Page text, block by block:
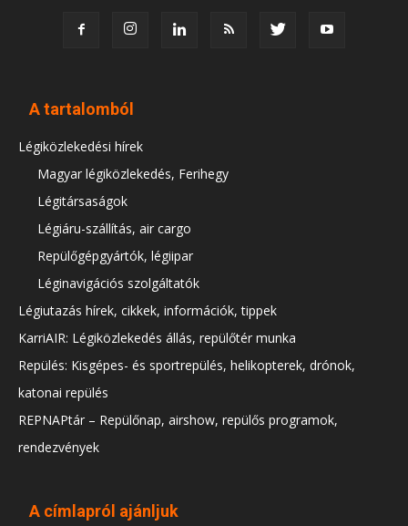
A tartalomból
Légiközlekedési hírek
Magyar légiközlekedés, Ferihegy
Légitársaságok
Légiáru-szállítás, air cargo
Repülőgépgyártók, légiipar
Léginavigációs szolgáltatók
Légiutazás hírek, cikkek, információk, tippek
KarriAIR: Légiközlekedés állás, repülőtér munka
Repülés: Kisgépes- és sportrepülés, helikopterek, drónok,
katonai repülés
REPNAPtár – Repülőnap, airshow, repülős programok,
rendezvények
A címlapról ajánljuk